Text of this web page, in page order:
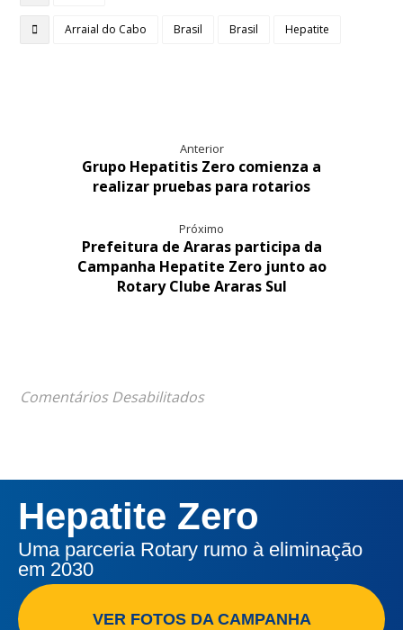
Arraial do Cabo Brasil Brasil Hepatite
Anterior
Grupo Hepatitis Zero comienza a
realizar pruebas para rotarios
Próximo
Prefeitura de Araras participa da
Campanha Hepatite Zero junto ao
Rotary Clube Araras Sul
Comentários Desabilitados
Hepatite Zero
Uma parceria Rotary rumo à eliminação
em 2030
VER FOTOS DA CAMPANHA